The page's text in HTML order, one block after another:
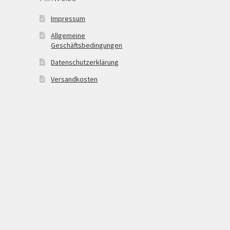
Impressum
Allgemeine
Geschäftsbedingungen
Datenschutzerklärung
Versandkosten